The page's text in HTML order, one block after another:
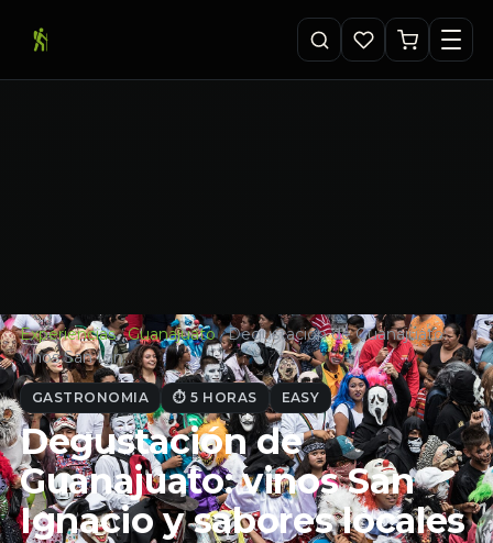
Experiencias · Guanajuato · Degustación de Guanajuato:
vinos San Ign…
GASTRONOMIA ⏱ 5 HORAS EASY
Degustación de
Guanajuato: vinos San
Ignacio y sabores locales